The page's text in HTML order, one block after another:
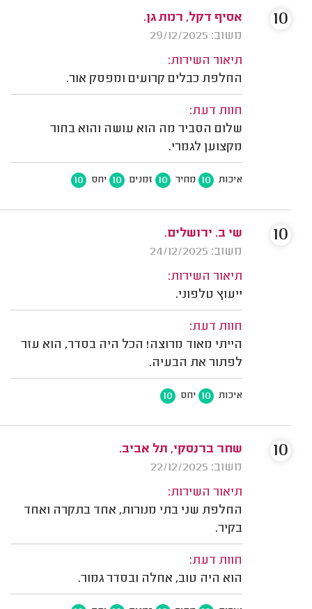
אסיף דקל, רמת גן.
משוב: 29/12/2025
תיאור השירות:
החלפת כבלים קרועים ומפסק אור.
חוות דעת:
שלום הסביר מה הוא עושה והוא בחור
מקצוען לגמרי.
איכות 10 מחיר 10 זמנים 10 יחס 10
10
שי ב. ירושלים.
משוב: 24/12/2025
תיאור השירות:
ייעוץ טלפוני.
חוות דעת:
הייתי מאוד מרוצה! הכל היה בסדר, הוא עזר
לפתור את הבעיה.
איכות 10 יחס 10
10
שחר ברנסקי, תל אביב.
משוב: 22/12/2025
תיאור השירות:
החלפת שני בתי מנורות, אחד בתקרה ואחד
בקיר.
חוות דעת:
הוא היה טוב, אחלה ובסדר גמור.
10